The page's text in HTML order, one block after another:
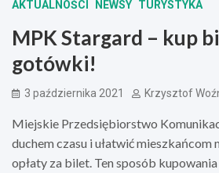
AKTUALNOŚCI NEWSY TURYSTYKA
MPK Stargard – kup
gotówki!
3 października 2021 Krzysztof
Miejskie Przedsiębiorstwo
duchem czasu i ułatwić mieszkańcom
opłaty za bilet. Ten sposób